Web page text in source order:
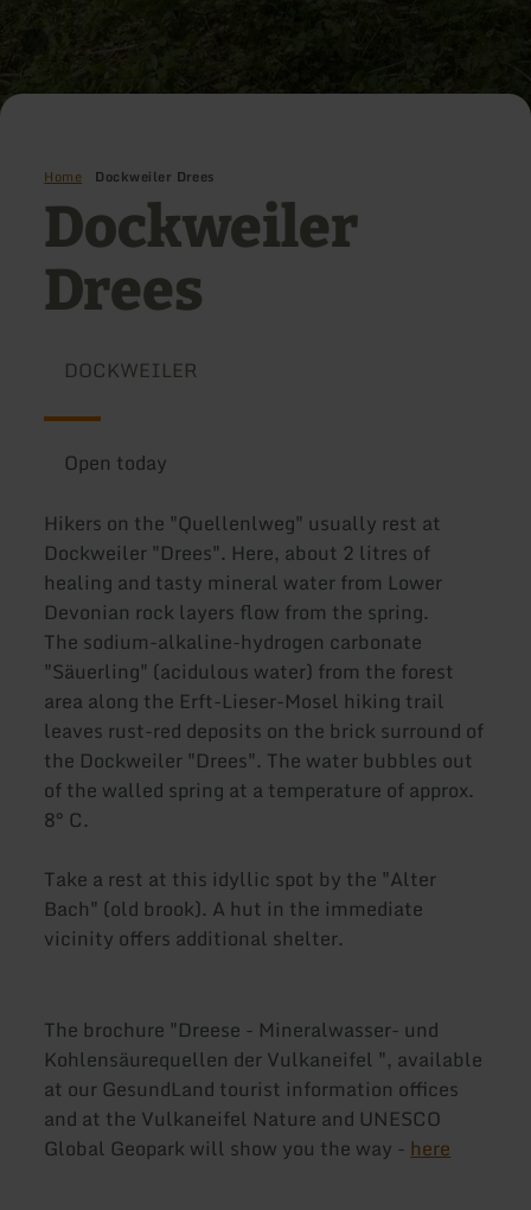
Home Dockweiler Drees
Dockweiler
Drees
DOCKWEILER
Open today
Hikers on the "Quellenlweg" usually rest at
Dockweiler "Drees". Here, about 2 litres of
healing and tasty mineral water from Lower
Devonian rock layers flow from the spring.
The sodium-alkaline-hydrogen carbonate
"Säuerling" (acidulous water) from the forest
area along the Erft-Lieser-Mosel hiking trail
leaves rust-red deposits on the brick surround of
the Dockweiler "Drees". The water bubbles out
of the walled spring at a temperature of approx.
8° C.
Take a rest at this idyllic spot by the "Alter
Bach" (old brook). A hut in the immediate
vicinity offers additional shelter.
The brochure "Dreese - Mineralwasser- und
Kohlensäurequellen der Vulkaneifel ", available
at our GesundLand tourist information offices
and at the Vulkaneifel Nature and UNESCO
Global Geopark will show you the way - here